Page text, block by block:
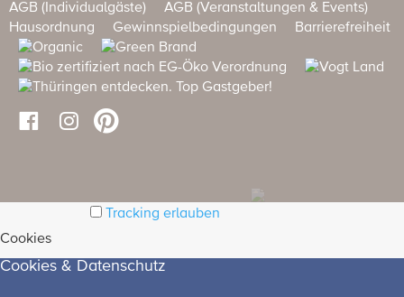
AGB (Individualgäste)
AGB (Veranstaltungen & Events)
Hausordnung
Gewinnspielbedingungen Barrierefreiheit
Tracking erlauben
Cookies
Cookies & Datenschutz